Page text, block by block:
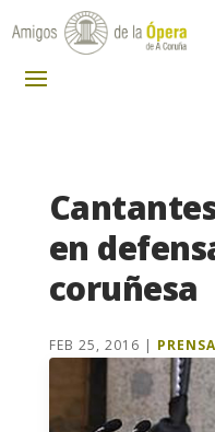
en
coruñesa
FEB 25, 2016 | PRENSA